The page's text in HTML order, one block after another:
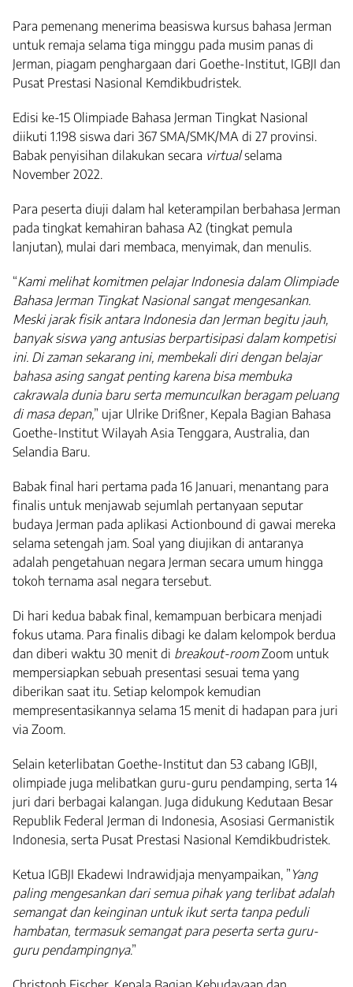
Para pemenang menerima beasiswa kursus bahasa Jerman
untuk remaja selama tiga minggu pada musim panas di
Jerman, piagam penghargaan dari Goethe-Institut, IGBJI dan
Pusat Prestasi Nasional Kemdikbudristek.
Edisi ke-15 Olimpiade Bahasa Jerman Tingkat Nasional
diikuti 1.198 siswa dari 367 SMA/SMK/MA di 27 provinsi.
Babak penyisihan dilakukan secara virtualselama
November 2022.
Para peserta diuji dalam hal keterampilan berbahasa Jerman
pada tingkat kemahiran bahasa A2 (tingkat pemula
lanjutan), mulai dari membaca, menyimak, dan menulis.
“Kami melihat komitmen pelajar Indonesia dalam Olimpiade
Bahasa Jerman Tingkat Nasional sangat mengesankan.
Meski jarak fisik antara Indonesia dan Jerman begitu jauh,
banyak siswa yang antusias berpartisipasi dalam kompetisi
ini. Di zaman sekarang ini, membekali diri dengan belajar
bahasa asing sangat penting karena bisa membuka
cakrawala dunia baru serta memunculkan beragam peluang
di masa depan,” ujar Ulrike Drißner, Kepala Bagian Bahasa
Goethe-Institut Wilayah Asia Tenggara, Australia, dan
Selandia Baru.
Babak final hari pertama pada 16 Januari, menantang para
finalis untuk menjawab sejumlah pertanyaan seputar
budaya Jerman pada aplikasi Actionbound di gawai mereka
selama setengah jam. Soal yang diujikan di antaranya
adalah pengetahuan negara Jerman secara umum hingga
tokoh ternama asal negara tersebut.
Di hari kedua babak final, kemampuan berbicara menjadi
fokus utama. Para finalis dibagi ke dalam kelompok berdua
dan diberi waktu 30 menit di breakout-roomZoom untuk
mempersiapkan sebuah presentasi sesuai tema yang
diberikan saat itu. Setiap kelompok kemudian
mempresentasikannya selama 15 menit di hadapan para juri
via Zoom.
Selain keterlibatan Goethe-Institut dan 53 cabang IGBJI,
olimpiade juga melibatkan guru-guru pendamping, serta 14
juri dari berbagai kalangan. Juga didukung Kedutaan Besar
Republik Federal Jerman di Indonesia, Asosiasi Germanistik
Indonesia, serta Pusat Prestasi Nasional Kemdikbudristek.
Ketua IGBJI Ekadewi Indrawidjaja menyampaikan, ” Yang
paling mengesankan dari semua pihak yang terlibat adalah
semangat dan keinginan untuk ikut serta tanpa peduli
hambatan, termasuk semangat para peserta serta guru-
guru pendampingnya.”